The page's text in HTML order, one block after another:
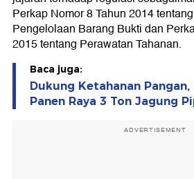
Perkap Nomor 8 Tahun 2014
Pengelolaan Barang Bukti dan
2015 tentang Perawatan Tahanan.
Baca juga:
Dukung Ketahanan
Panen Raya 3 Ton Jagung
ADVERTISEMENT